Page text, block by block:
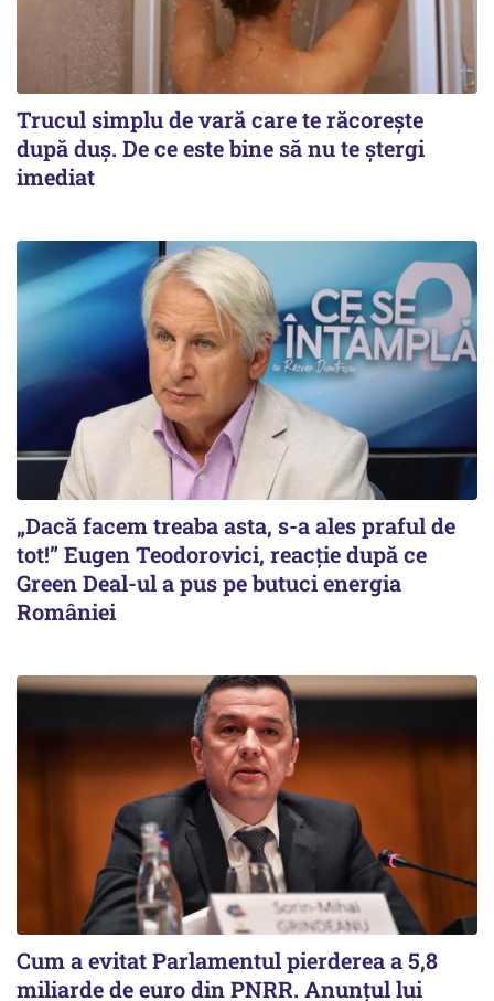
Trucul simplu de vară care te răcorește
după duș. De ce este bine să nu te ștergi
imediat
„Dacă facem treaba asta, s-a ales praful de
tot!” Eugen Teodorovici, reacție după ce
Green Deal-ul a pus pe butuci energia
României
Cum a evitat Parlamentul pierderea a 5,8
miliarde de euro din PNRR. Anunțul lui